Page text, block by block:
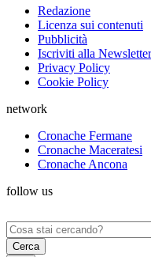
Redazione
Licenza sui contenuti
Pubblicità
Iscriviti alla Newsletter
Privacy Policy
Cookie Policy
network
Cronache Fermane
Cronache Maceratesi
Cronache Ancona
follow us
Ricerca
per: